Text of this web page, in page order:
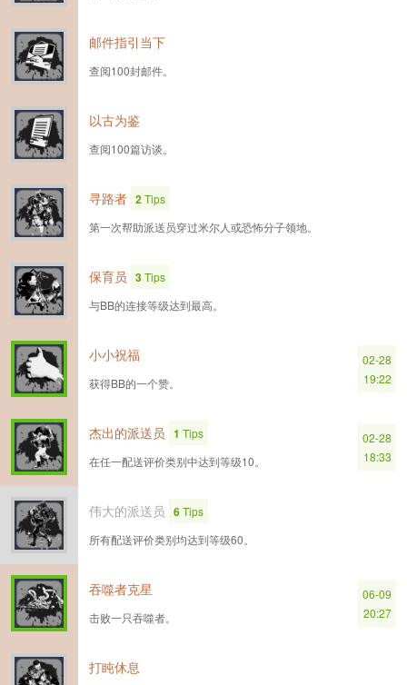
邮件指引当下
查阅100封邮件。
以古为鉴
查阅100篇访谈。
寻路者 2Tips
第一次帮助派送员穿过米尔人或恐怖分子领地。
保育员 3Tips
与BB的连接等级达到最高。
小小祝福
获得BB的一个赞。
02-28
19:22
杰出的派送员 1 Tips
在任一配送评价类别中达到等级10。
02-28
18:33
伟大的派送员 6Tips
所有配送评价类别均达到等级60。
吞噬者克星
击败一只吞噬者。
06-09
20:27
打盹休息